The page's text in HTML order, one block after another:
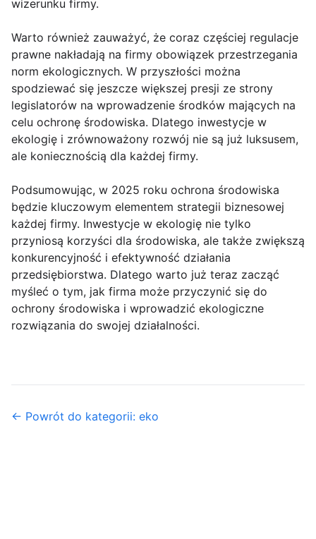
wizerunku firmy.
Warto również zauważyć, że coraz częściej regulacje
prawne nakładają na firmy obowiązek przestrzegania
norm ekologicznych. W przyszłości można
spodziewać się jeszcze większej presji ze strony
legislatorów na wprowadzenie środków mających na
celu ochronę środowiska. Dlatego inwestycje w
ekologię i zrównoważony rozwój nie są już luksusem,
ale koniecznością dla każdej firmy.
Podsumowując, w 2025 roku ochrona środowiska
będzie kluczowym elementem strategii biznesowej
każdej firmy. Inwestycje w ekologię nie tylko
przyniosą korzyści dla środowiska, ale także zwiększą
konkurencyjność i efektywność działania
przedsiębiorstwa. Dlatego warto już teraz zacząć
myśleć o tym, jak firma może przyczynić się do
ochrony środowiska i wprowadzić ekologiczne
rozwiązania do swojej działalności.
← Powrót do kategorii: eko